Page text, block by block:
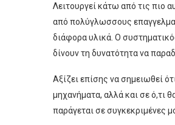
Λειτουργεί κάτω από τις πιο
από πολύγλωσσους
διάφορα υλικά. Ο
δίνουν τη δυνατότητα να
Αξίζει επίσης να σημειωθεί
μηχανήματα, αλλά και σε ό,τι
παράγεται σε συγκεκριμένες